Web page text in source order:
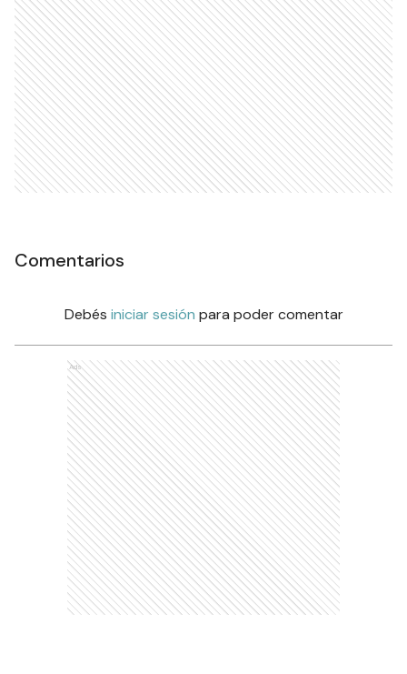
Comentarios
Debés iniciar sesión para poder comentar
Ads